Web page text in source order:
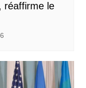
réaffirme le